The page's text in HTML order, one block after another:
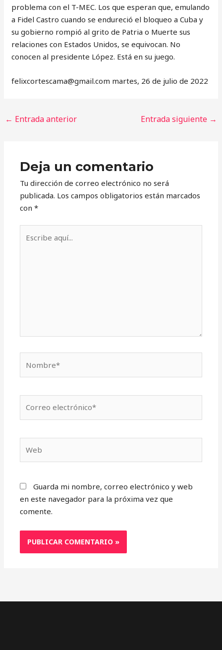
problema con el T-MEC. Los que esperan que, emulando
a Fidel Castro cuando se endureció el bloqueo a Cuba y
su gobierno rompió al grito de Patria o Muerte sus
relaciones con Estados Unidos, se equivocan. No
conocen al presidente López. Está en su juego.
‎felixcortescama@gmail.com martes, 26 de julio de 2022
← Entrada anterior Entrada siguiente →
Deja un comentario
Tu dirección de correo electrónico no será
publicada. Los campos obligatorios están marcados
con*
aquí...
electrónico*
Guarda mi nombre, correo electrónico y web
en este navegador para la próxima vez que
comente.